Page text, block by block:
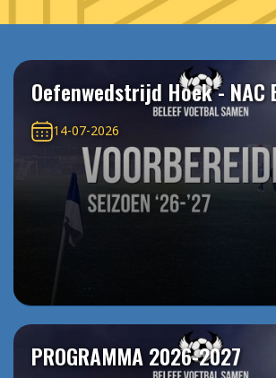
Oefenwedstrijd Hoek - NAC
14-07-2026
PROGRAMMA 2026-2027